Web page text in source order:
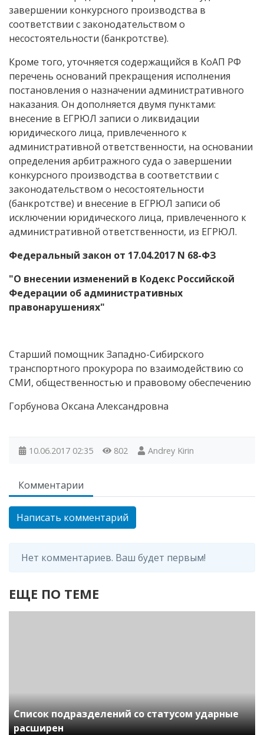
завершении конкурсного производства в
соответствии с законодательством о
несостоятельности (банкротстве).
Кроме того, уточняется содержащийся в КоАП РФ
перечень оснований прекращения исполнения
постановления о назначении административного
наказания. Он дополняется двумя пунктами:
внесение в ЕГРЮЛ записи о ликвидации
юридического лица, привлеченного к
административной ответственности, на основании
определения арбитражного суда о завершении
конкурсного производства в соответствии с
законодательством о несостоятельности
(банкротстве) и внесение в ЕГРЮЛ записи об
исключении юридического лица, привлеченного к
административной ответственности, из ЕГРЮЛ.
Федеральный закон от 17.04.2017 N 68-ФЗ
"О внесении изменений в Кодекс Российской
Федерации об административных
правонарушениях"
Старший помощник Западно-Сибирского
транспортного прокурора по взаимодействию со
СМИ, общественностью и правовому обеспечению
Горбунова Оксана Александровна
10.06.2017 02:35 802 Andrey Kirin
Комментарии
Написать комментарий
Нет комментариев. Ваш будет первым!
ЕЩЕ ПО ТЕМЕ
Список подразделений со статусом ударные
расширен